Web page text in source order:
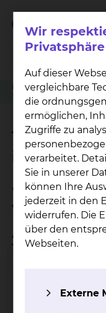
Klinikwegweiser
Terminvergabe minimal-
invasive
Wo kann ich
vereinbaren?
Anmeldung
Tumortherapie
Ambulanz für
Wir
Privatsphäre
Auf dieser
vergleichbare
die
ermöglichen,
Zugriffe zu
verarbeitet.
Sie in unserer
können Ihre
jederzeit in den
widerrufen. Die
über den
Webseiten.
Externe